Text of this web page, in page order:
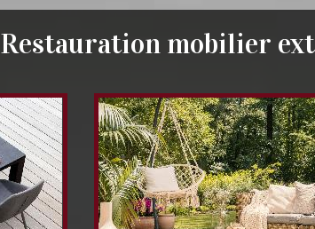
Restauration mobilier